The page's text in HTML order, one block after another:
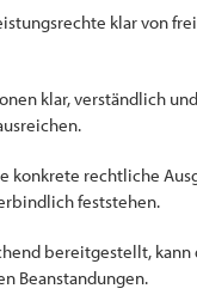
klar von
klar, verständlich
konkrete rechtliche
feststehen.
bereitgestellt,
Beanstandungen.